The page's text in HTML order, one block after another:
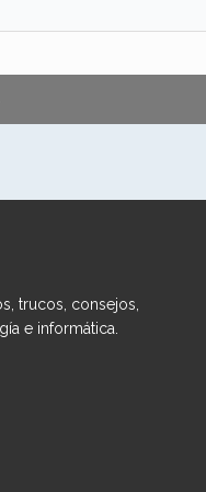
trucos, consejos,
e informática.